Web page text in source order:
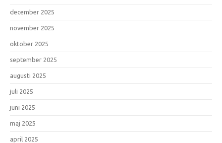
december 2025
november 2025
oktober 2025
september 2025
augusti 2025
juli 2025
juni 2025
maj 2025
april 2025